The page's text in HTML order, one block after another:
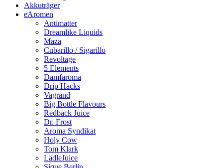
Akkuträger
eAromen
Antimatter
Dreamlike Liquids
Maza
Cubarillo / Sigarillo
Revoltage
5 Elements
Damfaroma
Drip Hacks
Vagrand
Big Bottle Flavours
Redback Juice
Dr. Frost
Aroma Syndikat
Holy Cow
Tom Klark
LädleJuice